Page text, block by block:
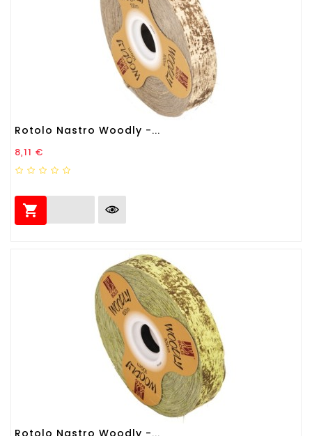
Rotolo Nastro Woodly -...
Prezzo
8,11 €

Rotolo Nastro Woodly -...